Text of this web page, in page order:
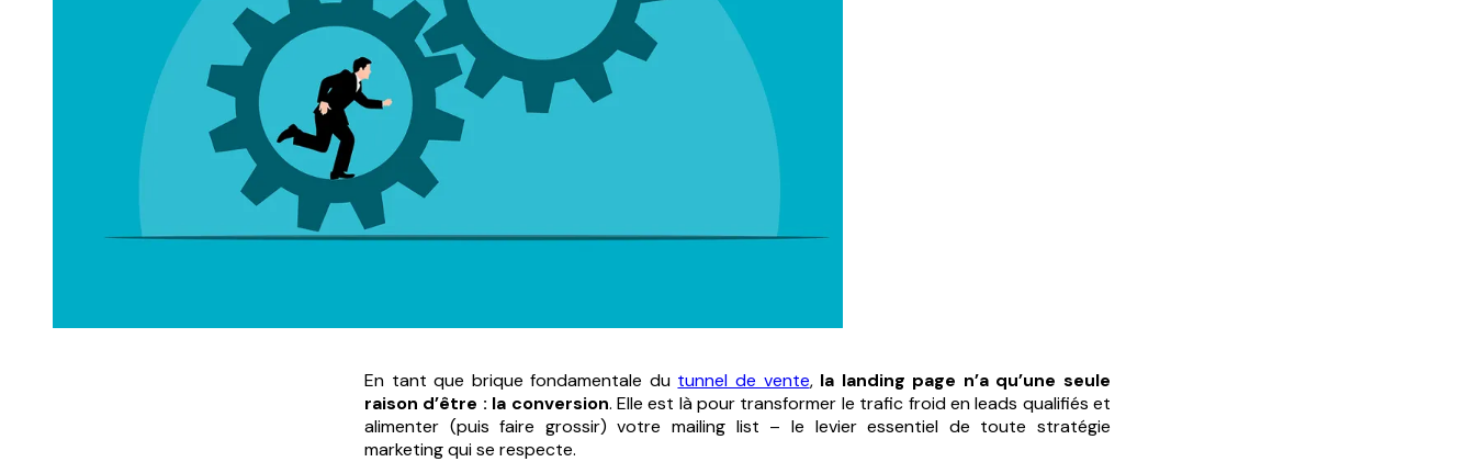
En tant que brique fondamentale du tunnel de vente, la landing page n’a qu’une seule
raison d’être : la conversion. Elle est là pour transformer le trafic froid en leads qualifiés et
alimenter (puis faire grossir) votre mailing list – le levier essentiel de toute stratégie
marketing qui se respecte.